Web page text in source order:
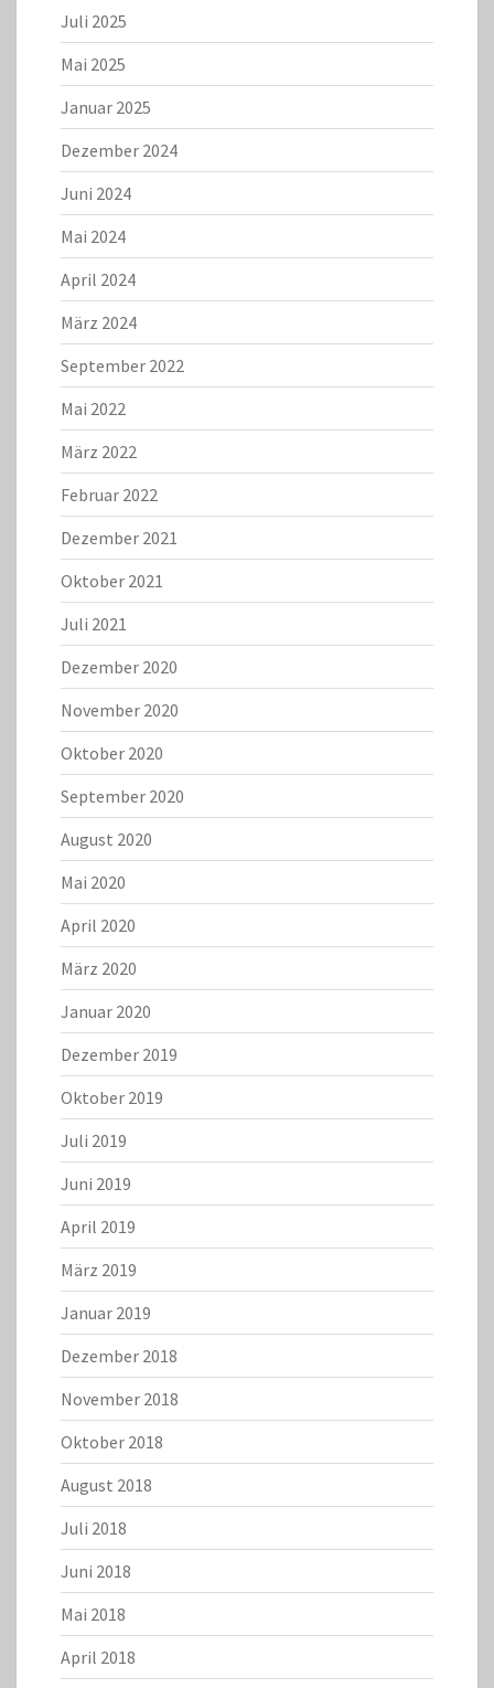
Juli 2025
Mai 2025
Januar 2025
Dezember 2024
Juni 2024
Mai 2024
April 2024
März 2024
September 2022
Mai 2022
März 2022
Februar 2022
Dezember 2021
Oktober 2021
Juli 2021
Dezember 2020
November 2020
Oktober 2020
September 2020
August 2020
Mai 2020
April 2020
März 2020
Januar 2020
Dezember 2019
Oktober 2019
Juli 2019
Juni 2019
April 2019
März 2019
Januar 2019
Dezember 2018
November 2018
Oktober 2018
August 2018
Juli 2018
Juni 2018
Mai 2018
April 2018